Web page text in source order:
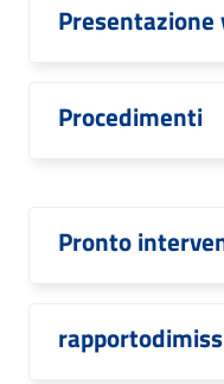
Presentazione
Procedimenti
Pronto